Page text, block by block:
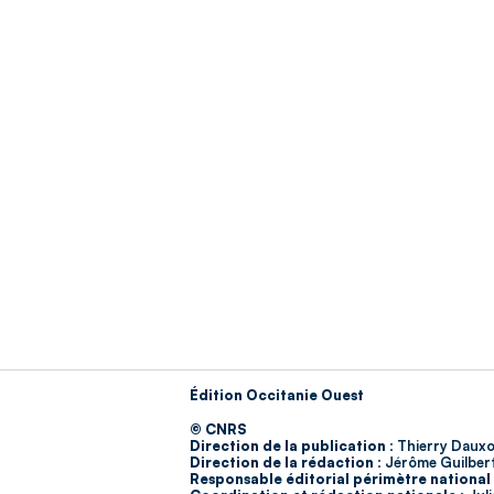
Édition Occitanie Ouest
© CNRS
Direction de la publication : Thierry
Direction de la rédaction : Jérôme
Responsable éditorial périmètre national